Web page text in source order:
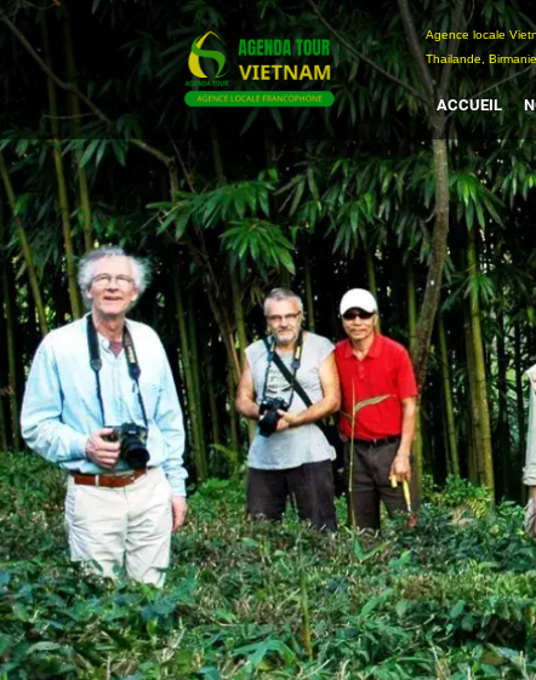
Passer
au
contenu
Agence locale
Thailande,
ACCUEIL